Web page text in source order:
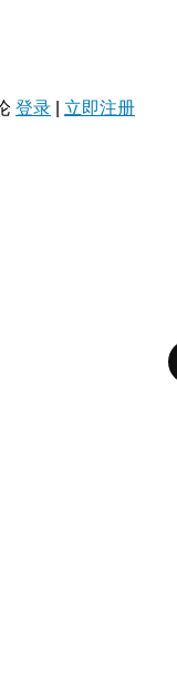
登录 立即注册